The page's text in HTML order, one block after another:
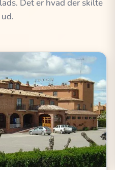
Det er hvad der skilte